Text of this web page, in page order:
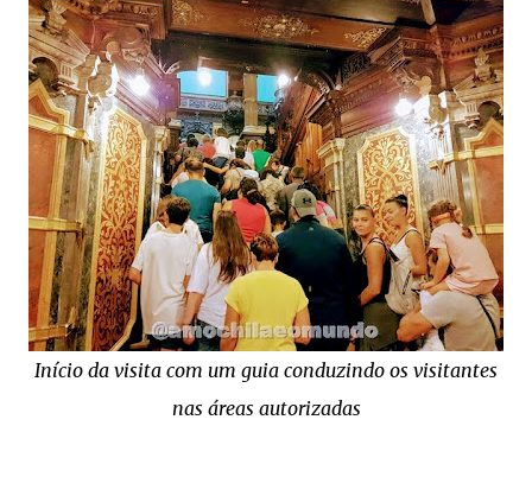
Início da visita com um guia conduzindo os visitantes
nas áreas autorizadas